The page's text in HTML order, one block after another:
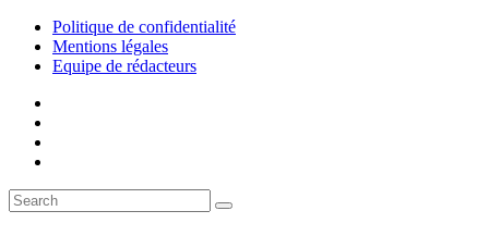
Politique de confidentialité
Mentions légales
Equipe de rédacteurs